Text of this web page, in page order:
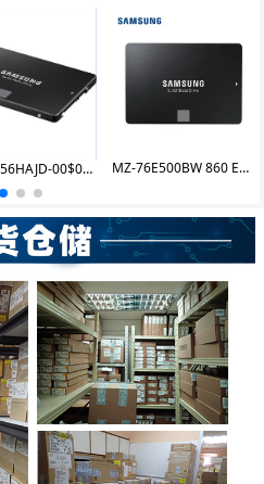
MZVLQ256HAJD-00$00 PM991 256GB SSD MZ-76E500BW 860 EVO SATA 2.5 500GB